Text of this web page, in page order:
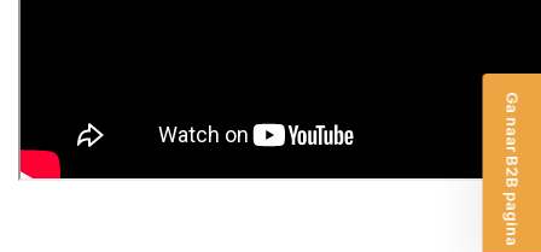
Ga naar B2B pagina